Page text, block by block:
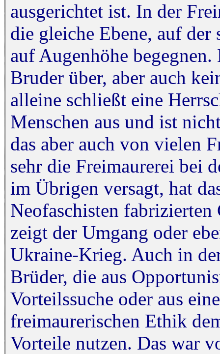
ausgerichtet ist. In der
die gleiche Ebene, auf
auf Augenhöhe
Bruder über, aber auch
alleine schließt eine
Menschen aus und ist
das aber auch von vielen
sehr die Freimaurerei bei
im Übrigen versagt, hat
Neofaschisten
zeigt der Umgang oder
Ukraine-Krieg. Auch in
Brüder, die aus
Vorteilssuche oder aus
freimaurerischen Ethik
Vorteile nutzen. Das war